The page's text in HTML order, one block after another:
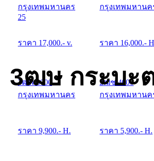
กรุงเทพมหานคร
25
ราคา 17,000.- v.
กรุงเทพมหานค
ราคา 16,000.-
3ฒษ กระบะ
3ฒพ 3000
กรุงเทพมหานคร
ราคา 9,900.- H.
2ฒช 4000
กรุงเทพมหานค
ราคา 5,900.- H.